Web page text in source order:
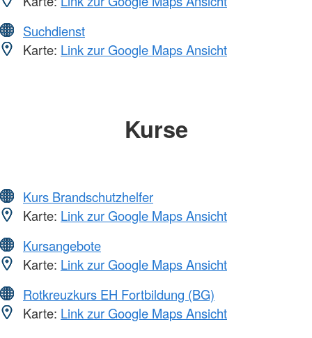
Suchdienst
Karte: Link zur Google Maps Ansicht
Kurse
Kurs Brandschutzhelfer
Karte: Link zur Google Maps Ansicht
Kursangebote
Karte: Link zur Google Maps Ansicht
Rotkreuzkurs EH Fortbildung (BG)
Karte: Link zur Google Maps Ansicht